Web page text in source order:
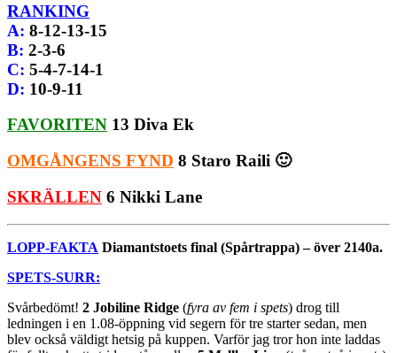
RANKING
A: 8-12-13-15
B: 2-3-6
C: 5-4-7-14-1
D: 10-9-11
FAVORITEN 13 Diva Ek
OMGÅNGENS FYND 8 Staro Raili 🙂
SKRÄLLEN 6 Nikki Lane
LOPP-FAKTA Diamantstoets final (Spårtrappa) – över 2140a.
SPETS-SURR:
Svårbedömt! 2 Jobiline Ridge (fyra av fem i spets) drog till
ledningen i en 1.08-öppning vid segern för tre starter sedan, men
blev också väldigt hetsig på kuppen. Varför jag tror hon inte laddas